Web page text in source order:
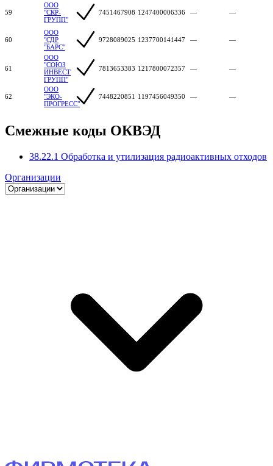
59
ООО
"СКР-
ГРУПП"
7451467908 1247400006336 — —
60
ООО
"СДР
"БАРС"
9728089025 1237700141447 — —
61
ООО
"СОЮЗ
ИНВЕСТ
ГРУПП"
7813653383 1217800072357 — —
62
ООО
"ЭКО-
ПРОГРЕСС"
7448220851 1197456049350 — —
Смежные коды ОКВЭД
38.22.1 Обработка и утилизация радиоактивных отходов
Организации